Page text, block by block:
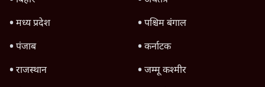
मध्य प्रदेश
पश्चिम बंगाल
पंजाब
कर्नाटक
राजस्थान
जम्मू कश्मीर